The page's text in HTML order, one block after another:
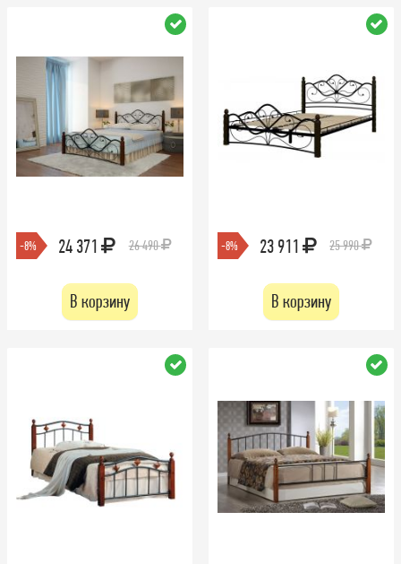
-8% 24 371 26 490
В корзину
-8% 23 911 25 990
В корзину